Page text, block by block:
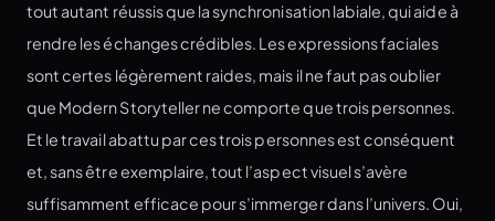
tout autant réussis que la synchronisation labiale, qui aide à
rendre les échanges crédibles. Les expressions faciales
sont certes légèrement raides, mais il ne faut pas oublier
que Modern Storyteller ne comporte que trois personnes.
Et le travail abattu par ces trois personnes est conséquent
et, sans être exemplaire, tout l’aspect visuel s’avère
suffisamment efficace pour s’immerger dans l’univers. Oui,